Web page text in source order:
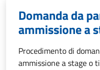
Domanda da
ammissione a
Procedimento di
ammissione a stage o